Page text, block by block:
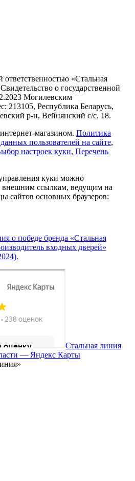
«Стальная
о государственной
Могилевским
213105, Республика Беларусь,
р-н, Вейнянский с/с, 18.
магазином. Политика
пользователей на сайте,
настроек куки, Перечень
куки можно
внешним ссылкам, ведущим на
сайтов основных браузеров:
о победе бренда «Стальная
входных дверей»
Стальная линия
— Яндекс Карты